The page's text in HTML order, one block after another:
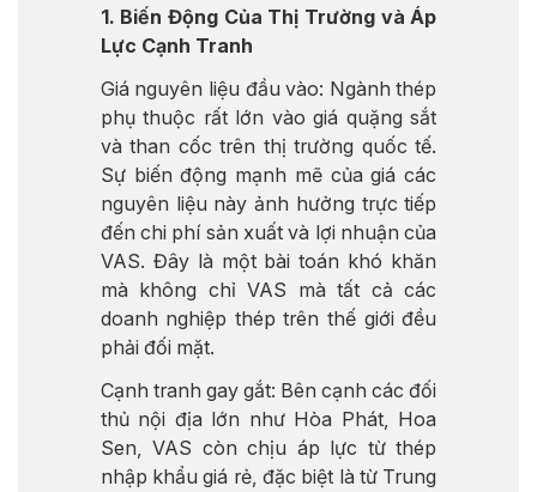
1. Biến Động Của Thị Trường và Áp
Lực Cạnh Tranh
Giá nguyên liệu đầu vào: Ngành thép
phụ thuộc rất lớn vào giá quặng sắt
và than cốc trên thị trường quốc tế.
Sự biến động mạnh mẽ của giá các
nguyên liệu này ảnh hưởng trực tiếp
đến chi phí sản xuất và lợi nhuận của
VAS. Đây là một bài toán khó khăn
mà không chỉ VAS mà tất cả các
doanh nghiệp thép trên thế giới đều
phải đối mặt.
Cạnh tranh gay gắt: Bên cạnh các đối
thủ nội địa lớn như Hòa Phát, Hoa
Sen, VAS còn chịu áp lực từ thép
nhập khẩu giá rẻ, đặc biệt là từ Trung